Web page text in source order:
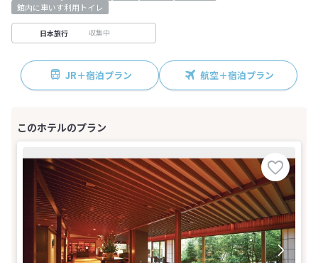
館内に車いす利用トイレ
日本旅行 収集中
JR＋宿泊プラン 航空＋宿泊プラン